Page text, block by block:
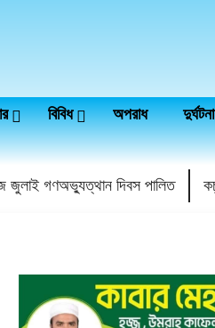
বিবিধ অপরাধ
দুর্ঘটনা
জুলাই গণঅভ্যুত্থান দিবস পালিত